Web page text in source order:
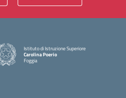
Istituto di Istruzione Superiore
Carolina Poerio
Foggia
— Visita la pagina iniziale della scuola